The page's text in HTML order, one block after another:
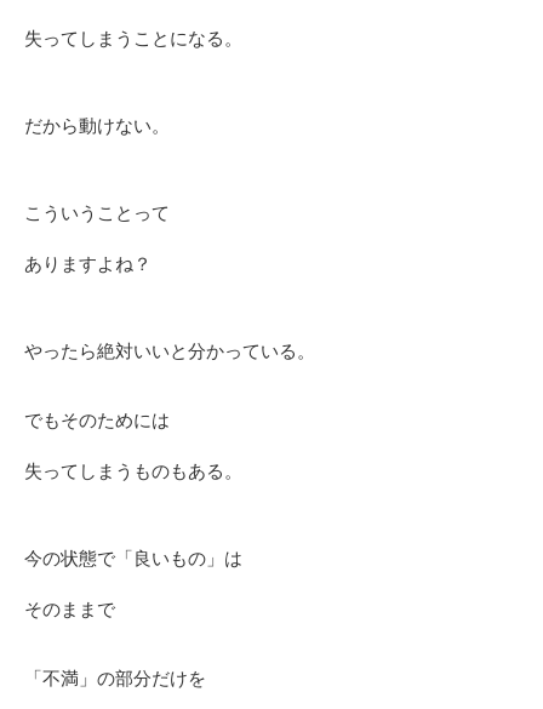
失ってしまうことになる。
だから動けない。
こういうことって
ありますよね？
やったら絶対いいと分かっている。
でもそのためには
失ってしまうものもある。
今の状態で「良いもの」は
そのままで
「不満」の部分だけを